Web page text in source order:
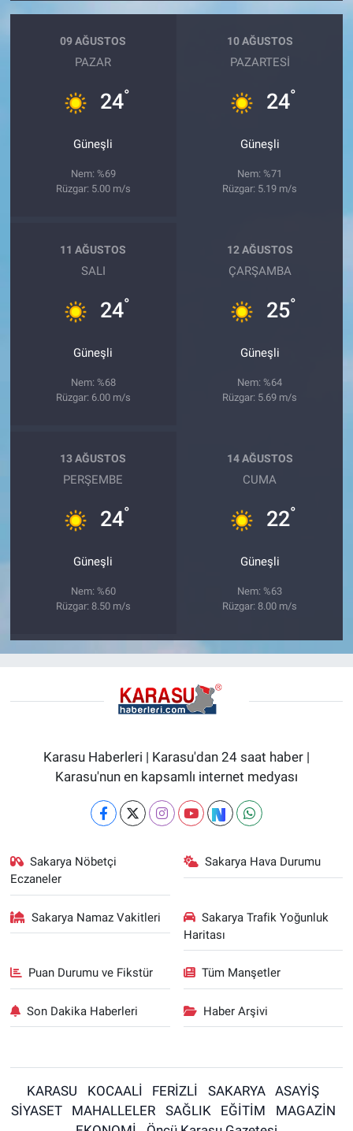
09 AĞUSTOS
PAZAR
24°
Güneşli
Nem: %69
Rüzgar: 5.00 m/s
10 AĞUSTOS
PAZARTESI
24°
Güneşli
Nem: %71
Rüzgar: 5.19 m/s
11 AĞUSTOS
SALI
24°
Güneşli
Nem: %68
Rüzgar: 6.00 m/s
12 AĞUSTOS
ÇARŞAMBA
25°
Güneşli
Nem: %64
Rüzgar: 5.69 m/s
13 AĞUSTOS
PERŞEMBE
24°
Güneşli
Nem: %60
Rüzgar: 8.50 m/s
14 AĞUSTOS
CUMA
22°
Güneşli
Nem: %63
Rüzgar: 8.00 m/s
Karasu Haberleri | Karasu'dan 24 saat haber |
Karasu'nun en kapsamlı internet medyası
Sakarya Nöbetçi
Eczaneler
Sakarya Hava Durumu
Sakarya Namaz Vakitleri
Sakarya Trafik Yoğunluk
Haritası
Puan Durumu ve Fikstür Tüm Manşetler
Son Dakika Haberleri Haber Arşivi
KARASU KOCAALİ FERİZLİ SAKARYA
ASAYİŞ
SİYASET
MAHALLELER SAĞLIK EĞİTİM
MAGAZİN